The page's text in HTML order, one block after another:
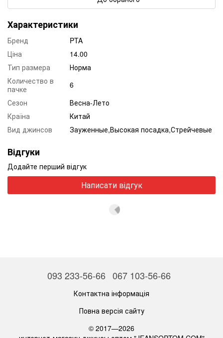
Характеристики
Бренд
PTA
Ціна
14.00
Тип размера
Норма
Количество в
пачке
6
Сезон
Весна-Лето
Країна
Китай
Вид джинсов
Зауженные,Высокая посадка,Стрейчевые
Відгуки
Додайте перший відгук
Написати відгук
093 233-56-66 067 103-56-66
Контактна інформація
Повна версія сайту
© 2017—2026